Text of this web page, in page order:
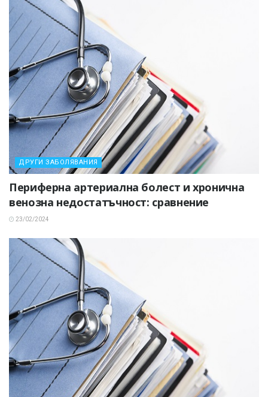
ДРУГИ ЗАБОЛЯВАНИЯ
Периферна артериална болест и хронична
венозна недостатъчност: сравнение
23/02/2024